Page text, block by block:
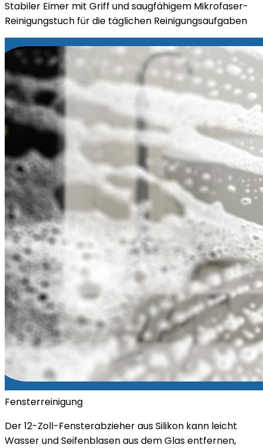
Stabiler Eimer mit Griff und saugfähigem Mikrofaser-
Reinigungstuch für die täglichen Reinigungsaufgaben
Fensterreinigung
Der 12-Zoll-Fensterabzieher aus Silikon kann leicht
Wasser und Seifenblasen aus dem Glas entfernen,